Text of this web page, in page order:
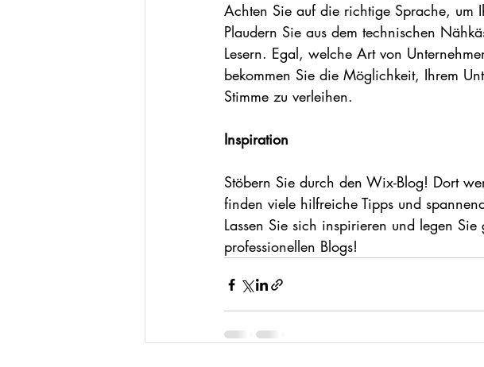
Achten Sie auf die richtige Sprache, um
Plaudern Sie aus dem technischen
Lesern. Egal, welche Art von
bekommen Sie die Möglichkeit, Ihrem
Stimme zu verleihen.
Inspiration
Stöbern Sie durch den Wix-Blog! Dort
finden viele hilfreiche Tipps und
Lassen Sie sich inspirieren und legen
professionellen Blogs!